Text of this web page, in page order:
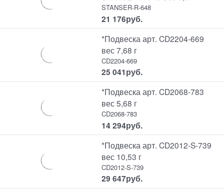
STANSER-R-648
21 176руб.
*Подвеска арт. CD2204-669
вес 7,68 г
CD2204-669
25 041руб.
*Подвеска арт. CD2068-783
вес 5,68 г
CD2068-783
14 294руб.
*Подвеска арт. CD2012-S-739
вес 10,53 г
CD2012-S-739
29 647руб.